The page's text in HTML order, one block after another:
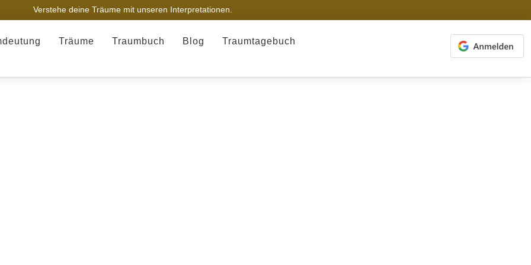
Verstehe deine Träume mit unseren Interpretationen.
Träume Traumbuch Blog Traumtagebuch